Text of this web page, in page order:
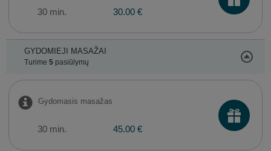
30 min. 30.00 €
GYDOMIEJI MASAŽAI
Turime 5pasiūlymų
Gydomasis masažas
30 min. 45.00 €